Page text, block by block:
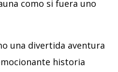
como si fuera uno
una divertida aventura
historia